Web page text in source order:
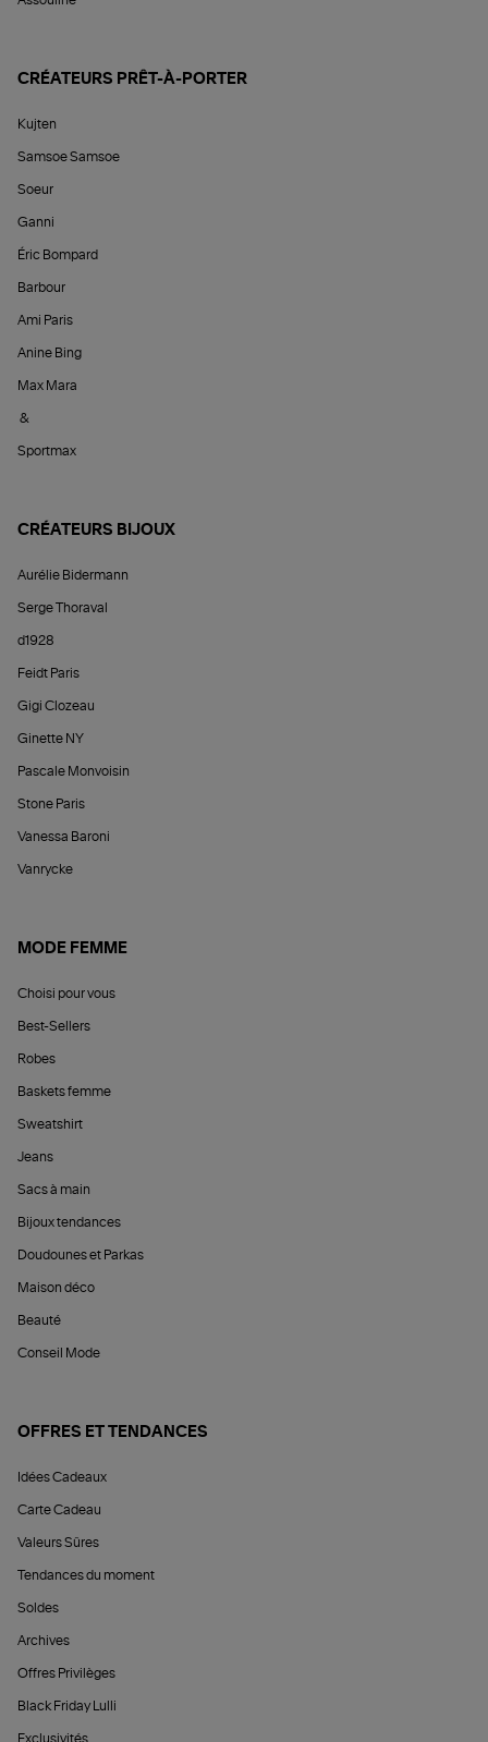
CRÉATEURS PRÊT-À-PORTER
Kujten
Samsoe Samsoe
Soeur
Ganni
Éric Bompard
Barbour
Ami Paris
Anine Bing
Max Mara
&
Sportmax
CRÉATEURS BIJOUX
Aurélie Bidermann
Serge Thoraval
d1928
Feidt Paris
Gigi Clozeau
Ginette NY
Pascale Monvoisin
Stone Paris
Vanessa Baroni
Vanrycke
MODE FEMME
Choisi pour vous
Best-Sellers
Robes
Baskets femme
Sweatshirt
Jeans
Sacs à main
Bijoux tendances
Doudounes et Parkas
Maison déco
Beauté
Conseil Mode
OFFRES ET TENDANCES
Idées Cadeaux
Carte Cadeau
Valeurs Sûres
Tendances du moment
Soldes
Archives
Offres Privilèges
Black Friday Lulli
Exclusivités